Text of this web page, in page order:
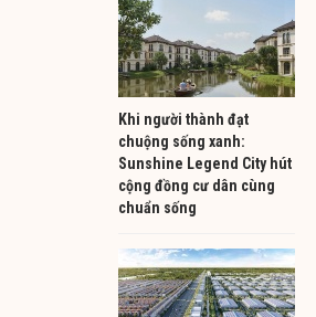
Khi người thành đạt
chuộng sống xanh:
Sunshine Legend City hút
cộng đồng cư dân cùng
chuẩn sống